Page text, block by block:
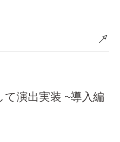
演出実装 ~導入編